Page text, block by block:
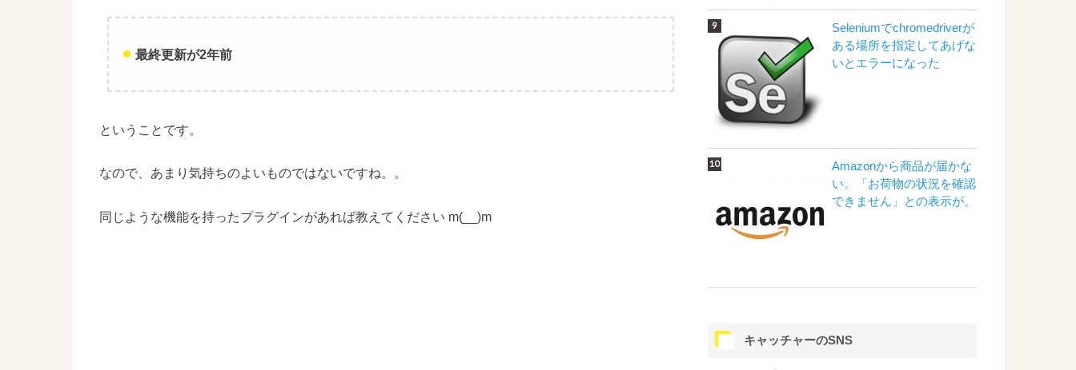
最終更新が2年前
ということです。
なので、あまり気持ちのよいものではないですね。。
同じような機能を持ったプラグインがあれば教えてください m(__)m
Seleniumでchromedriverが
ある場所を指定してあげな
いとエラーになった
Amazonから商品が届かな
い。「お荷物の状況を確認
できません」との表示が。
キャッチャーのSNS